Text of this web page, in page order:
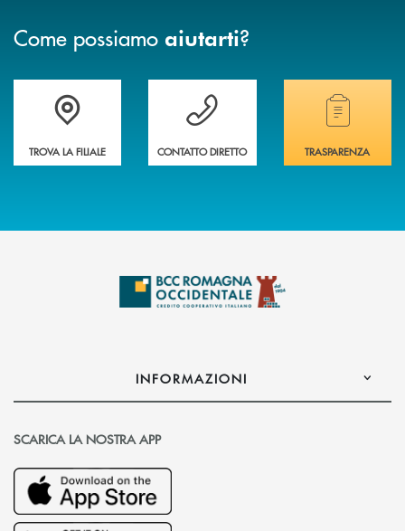
Come possiamo aiutarti?
Accedi all' elenco completo delle filiali della banca.
TROVA LA FILIALE
Hai bisogno di assistenza immediata?
CONTATTO DIRETTO
Hai bisogno di
TRASPARENZA
INFORMAZIONI
SCARICA LA NOSTRA APP